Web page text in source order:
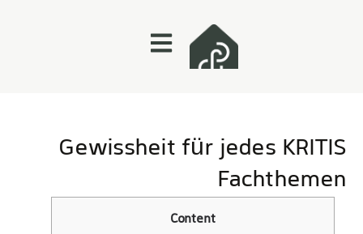
Gewissheit für jedes KRITIS
Fachthemen
Content